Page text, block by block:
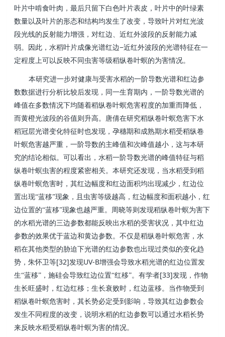
叶片中啃食叶肉，最后只留下白色叶片表皮，叶片中的叶绿素
数量以及叶片的形态和结构均发生了改变，导致叶片对红光波
段光线的反射能力增强，对红边、近红外波段的反射能力减
弱。因此，水稻叶片成像光谱红边−近红外波段的光谱特征在一
定程度上可以反映不同虫害等级稻纵卷叶螟的为害情况。
本研究进一步对健康与受害水稻的一阶导数光谱和红边参
数数据进行分析比较后发现，同一生育期内，一阶导数光谱的
峰值在多数情况下均随着稻纵卷叶螟危害程度的加重而降低，
而黄橙光波段的谷值则升高。唐倩在研究稻纵卷叶螟危害下水
稻冠层光谱变化特征时也发现，孕穗期和成熟期水稻受稻纵卷
叶螟危害越严重，一阶导数的主峰值和次峰值越小，这与本研
究的结论相似。可以看出，水稻一阶导数光谱的峰值特征与稻
纵卷叶螟虫害的程度紧密相关。本研究还发现，当水稻受到稻
纵卷叶螟危害时，其红边幅度和红边面积均出现减少，红边位
置出现“蓝移”现象，且虫害等级越高，红边幅度和面积越小，红
边位置的“蓝移”现象也越严重。周晓等则发现稻纵卷叶螟为害下
的水稻光谱的三边参数都能反映出水稻的受害状况，其中红边
参数的效果优于蓝边和黄边参数。不仅是稻纵卷叶螟危害，水
稻在其他类型的胁迫下光谱的红边参数也出现过类似的变化趋
势，朱怀卫等[32]发现UV-B增强会导致水稻光谱的红边位置发
生“蓝移”，施硅会导致红边位置“红移”。有学者[33]发现，作物
生长旺盛时，红边红移；生长衰败时，红边蓝移。当作物受到
稻纵卷叶螟危害时，其长势必定受到影响，导致其红边参数会
发生不同程度的改变，说明水稻的红边参数可以通过水稻长势
来反映水稻受稻纵卷叶螟为害的情况。